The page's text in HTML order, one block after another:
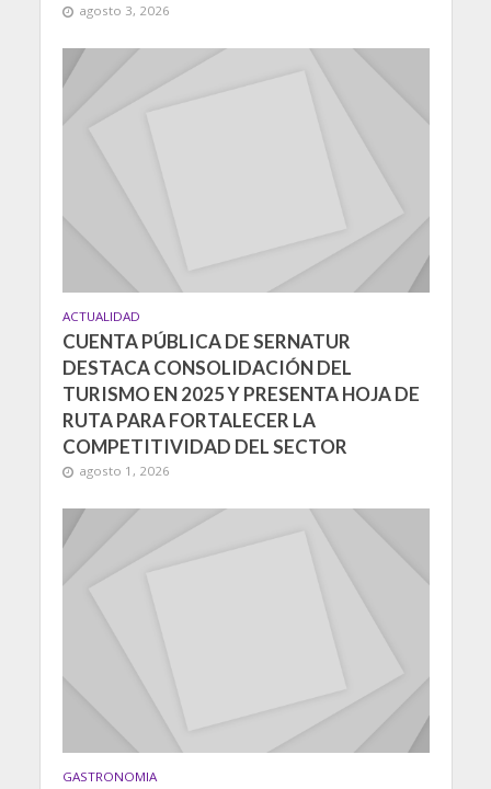
agosto 3, 2026
ACTUALIDAD
CUENTA PÚBLICA DE SERNATUR
DESTACA CONSOLIDACIÓN DEL
TURISMO EN 2025 Y PRESENTA HOJA DE
RUTA PARA FORTALECER LA
COMPETITIVIDAD DEL SECTOR
agosto 1, 2026
GASTRONOMIA